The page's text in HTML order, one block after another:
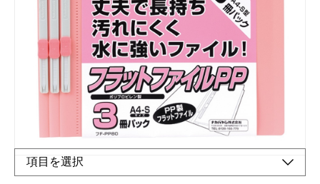
メーカー希望小売価格：
オープン
PP製なので丈夫で長持ち！汚れにくく、水に強いファイルで
オンラインショップ